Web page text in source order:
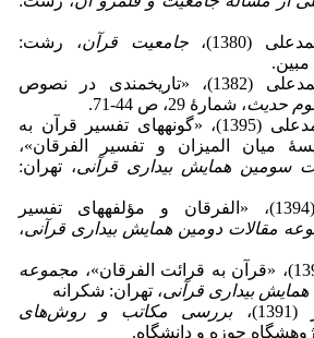
(1380)،
جامعیت قرآن، رشت:
مبین.
ایازی، سیدمحمدعلی (1382)، «تاریخمندى در نصوص
حدیث، شمارۀ 29، ص 44-71.
ایازی، سیدمحمدعلی (1395)، «گونه‏هاى تفسیر قرآن به
میان المیزان و تفسیر الفرقان»،
سومین همایش بیداری قرآنی‏، تهران:
بابایی، رضا (1394)، «الفرقان و مؤلفه‏هاى تفسیر
مقالات دومین همایش بیداری قرآنی،
مجموعه
بیداری قرآنی، تهران: شکرانه
بررسی مکاتب و روش‌های
حوزه و دانشگاه.